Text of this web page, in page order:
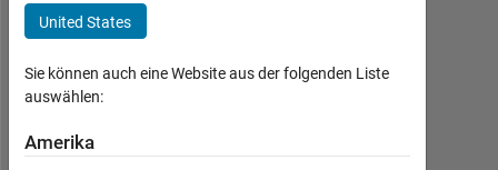
2012
Followers:
Following:
3
United States
Sie können auch eine Website aus der folgenden Liste
auswählen:
Amerika